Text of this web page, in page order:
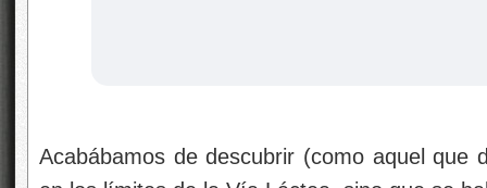
Acabábamos de descubrir (como aquel que